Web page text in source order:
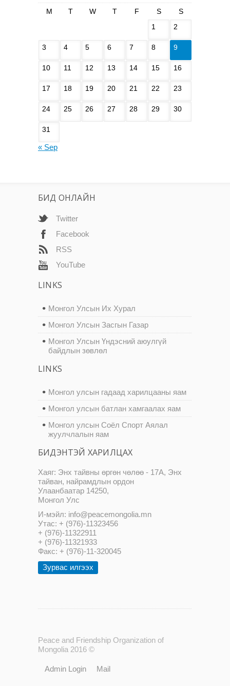
M T W T F S
S
1
2
3 4 5 6 7 8 9
10 11 12 13 14 15 16
17 18 19 20 21 22 23
24 25 26 27 28 29 30
31
« Sep
БИД ОНЛАЙН
Twitter
Facebook
RSS
YouTube
LINKS
Монгол Улсын Их Хурал
Монгол Улсын Засгын Газар
Монгол Улсын Үндэсний аюулгүй
байдлын зөвлөл
LINKS
Монгол улсын гадаад харилцааны яам
Монгол улсын батлан хамгаалах яам
Монгол улсын Соёл Спорт Аялал
жуулчлалын яам
БИДЭНТЭЙ ХАРИЛЦАХ
Хаяг: Энх тайвны өргөн чөлөө - 17А, Энх
тайван, найрамдлын ордон
Улаанбаатар 14250,
Монгол Улс
И-мэйл: info@peacemongolia.mn
Утас: + (976)-11323456
+ (976)-11322911
+ (976)-11321933
Факс: + (976)-11-320045
Зурвас илгээх
Peace and Friendship Organization of
Mongolia 2016 ©
Admin Login Mail